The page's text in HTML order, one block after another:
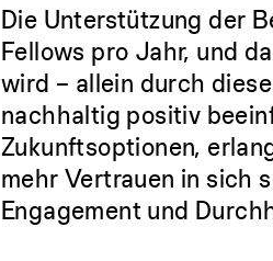
Die Unterstützung der
Fellows pro Jahr, und
wird – allein durch
nachhaltig positiv
Zukunftsoptionen,
mehr Vertrauen in sich
Engagement und